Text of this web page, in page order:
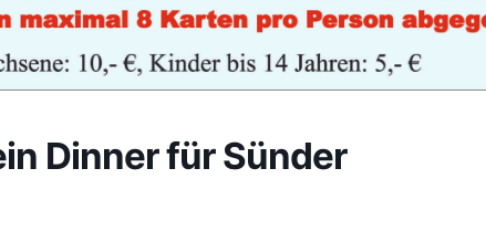
Dinner für Sünder